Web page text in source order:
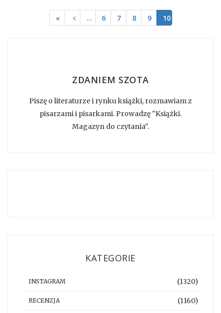
« ﹤ … 6 7 8 9 10
ZDANIEM SZOTA
Piszę o literaturze i rynku książki, rozmawiam z
pisarzami i pisarkami. Prowadzę "Książki.
Magazyn do czytania".
KATEGORIE
INSTAGRAM (1320)
RECENZJA (1160)